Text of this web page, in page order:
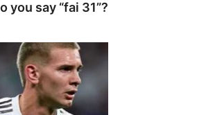
you say “fai 31”?